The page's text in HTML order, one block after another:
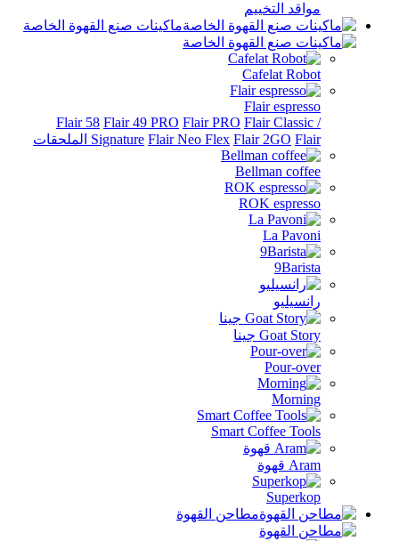
مواقد التخييم
ماكينات صنع القهوة الخاصة
Cafelat Robot
Flair espresso
Flair 58 Flair 49 PRO Flair PRO Flair Classic /
Signature Flair Neo Flex Flair 2GO Flair الملحقات
Bellman coffee
ROK espresso
La Pavoni
9Barista
رانسيليو
Goat Story جينا
Pour-over
Morning
Smart Coffee Tools
Aram قهوة
Superkop
مطاحن القهوة